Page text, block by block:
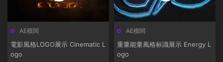
AE模闆
電影風格LOGO展示 Cinematic L
ogo
AE模闆
重量能量風格标識展示 Energy L
ogo